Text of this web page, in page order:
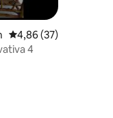
4,86 de uma
4,86 (37)
4